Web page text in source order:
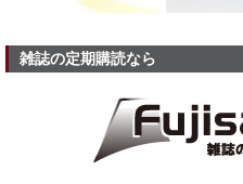
雑誌の定期購読なら